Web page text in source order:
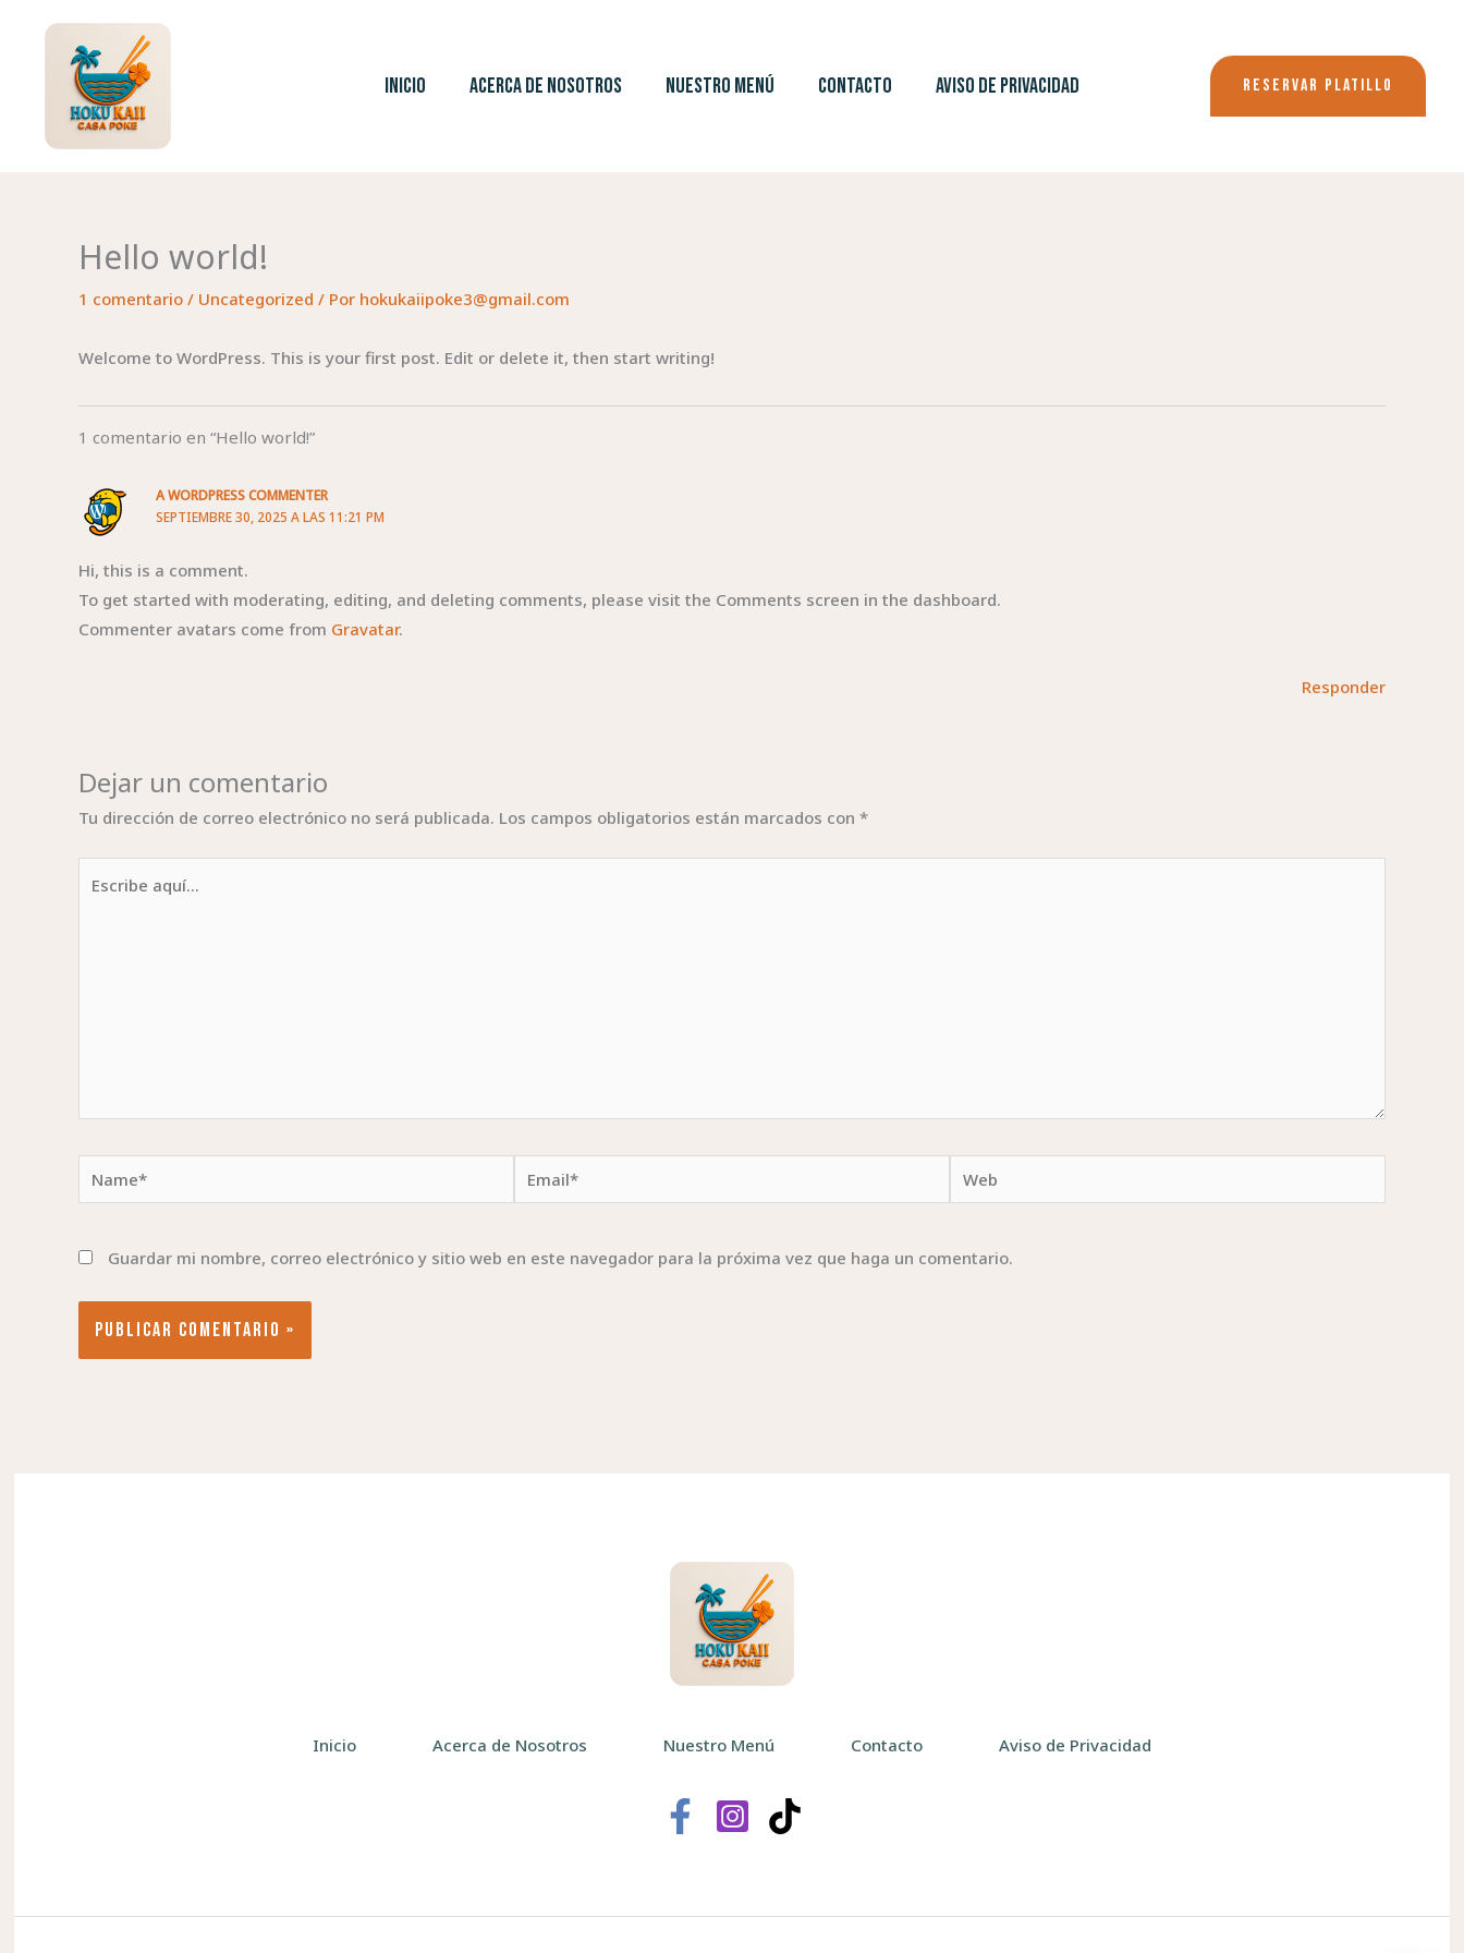
contenido
INICIO ACERCA DE NOSOTROS NUESTRO MENÚ CONTACTO AVISO DE PRIVACIDAD RESERVAR PLATILLO
Hello world!
1 comentario / Uncategorized / Por hokukaiipoke3@gmail.com
Welcome to WordPress. This is your first post. Edit or delete it, then start writing!
1 comentario en “Hello world!”
A WORDPRESS COMMENTER
SEPTIEMBRE 30, 2025 A LAS 11:21 PM
Hi, this is a comment.
To get started with moderating, editing, and deleting comments, please visit the Comments screen in the dashboard.
Commenter avatars come from Gravatar.
Responder
Dejar un comentario
Tu dirección de correo electrónico no será publicada. Los campos obligatorios están marcados con *
Guardar mi nombre, correo electrónico y sitio web en este navegador para la próxima vez que haga un comentario.
Inicio Acerca de Nosotros Nuestro Menú Contacto Aviso de Privacidad